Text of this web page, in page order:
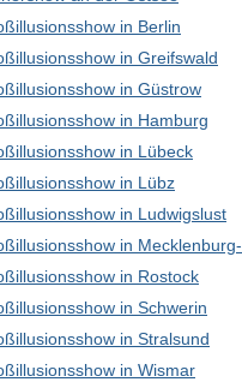
in Berlin
in Greifswald
in Güstrow
in Hamburg
in Lübeck
in Lübz
in Ludwigslust
in
in Rostock
in Schwerin
in Stralsund
in Wismar